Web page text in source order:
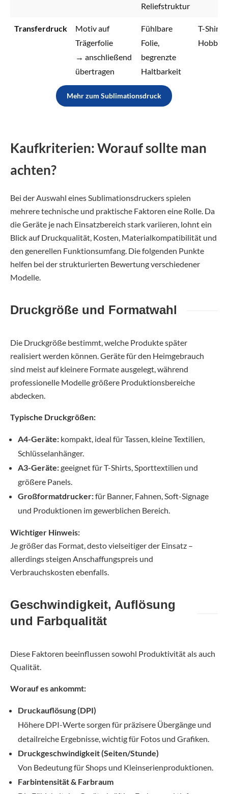
Reliefstruktur
Transferdruck
Motiv auf
Trägerfolie
→ anschließend
übertragen
Fühlbare
Folie,
begrenzte
Haltbarkeit
T-Shirts,
Mehr zum Sublimationsdruck
Kaufkriterien: Worauf sollte man
achten?
Bei der Auswahl eines Sublimationsdruckers spielen
mehrere technische und praktische Faktoren eine Rolle. Da
die Geräte je nach Einsatzbereich stark variieren, lohnt ein
Blick auf Druckqualität, Kosten, Materialkompatibilität und
den generellen Funktionsumfang. Die folgenden Punkte
helfen bei der strukturierten Bewertung verschiedener
Modelle.
Druckgröße und Formatwahl
Die Druckgröße bestimmt, welche Produkte später
realisiert werden können. Geräte für den Heimgebrauch
sind meist auf kleinere Formate ausgelegt, während
professionelle Modelle größere Produktionsbereiche
abdecken.
Typische Druckgrößen:
A4-Geräte: kompakt, ideal für Tassen, kleine Textilien,
Schlüsselanhänger.
A3-Geräte:geeignet für T-Shirts, Sporttextilien und
größere Panels.
Großformatdrucker:für Banner, Fahnen, Soft-Signage
und Produktionen im gewerblichen Bereich.
Wichtiger Hinweis:
Je größer das Format, desto vielseitiger der Einsatz –
allerdings steigen Anschaffungspreis und
Verbrauchskosten ebenfalls.
Geschwindigkeit, Auflösung
und Farbqualität
Diese Faktoren beeinflussen sowohl Produktivität als auch
Qualität.
Worauf es ankommt:
Druckauflösung (DPI)
Höhere DPI-Werte sorgen für präzisere Übergänge und
detailreiche Ergebnisse, wichtig für Fotos und Grafiken.
Druckgeschwindigkeit (Seiten/Stunde)
Von Bedeutung für Shops und Kleinserienproduktionen.
Farbintensität & Farbraum